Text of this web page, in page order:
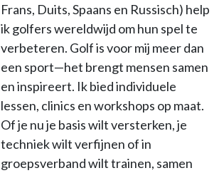
Frans, Duits, Spaans en Russisch) help
ik golfers wereldwijd om hun spel te
verbeteren. Golf is voor mij meer dan
een sport—het brengt mensen samen
en inspireert. Ik bied individuele
lessen, clinics en workshops op maat.
Of je nu je basis wilt versterken, je
techniek wilt verfijnen of in
groepsverband wilt trainen, samen